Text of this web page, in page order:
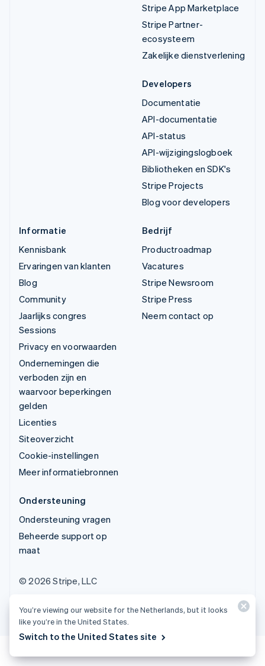
Stripe App Marketplace
Stripe Partner-
ecosysteem
Zakelijke dienstverlening
Developers
Documentatie
API-documentatie
API-status
API-wijzigingslogboek
Bibliotheken en SDK's
Stripe Projects
Blog voor developers
Informatie
Kennisbank
Ervaringen van klanten
Blog
Community
Jaarlijks congres
Sessions
Privacy en voorwaarden
Ondernemingen die
verboden zijn en
waarvoor beperkingen
gelden
Licenties
Siteoverzicht
Cookie-instellingen
Meer informatiebronnen
Bedrijf
Productroadmap
Vacatures
Stripe Newsroom
Stripe Press
Neem contact op
Ondersteuning
Ondersteuning vragen
Beheerde support op
maat
© 2026 Stripe, LLC
You’re viewing our website for the Netherlands, but it looks
like you’re in the United States.
Switch to the United States site